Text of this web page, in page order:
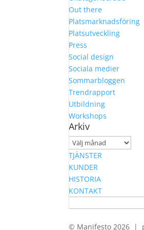
Out there
Platsmarknadsföring
Platsutveckling
Press
Social design
Sociala medier
Sommarbloggen
Trendrapport
Utbildning
Workshops
Arkiv
Arkiv
TJÄNSTER
KUNDER
HISTORIA
KONTAKT
© Manifesto 2026 |